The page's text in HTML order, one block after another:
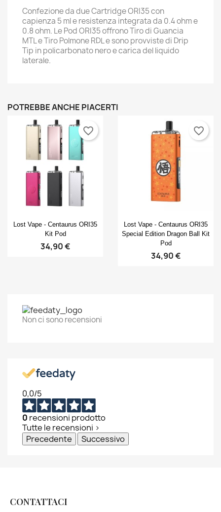
Aggiungi alla lista dei desideri
Create new list
Annulla Crea lista dei desideri
prodotti nella tua lista dei desideri.
Accedi
Confezione da due Cartridge ORI35 con
capienza 5 ml e resistenza integrata da 0.4 ohm e
0.8 ohm. Le Pod ORI35 offrono Tiro di Guancia
MTL e Tiro Polmone RDL e sono provviste di Drip
Tip in policarbonato nero e carica del liquido
laterale.
POTREBBE ANCHE PIACERTI
Anteprima
Lost Vape - Centaurus ORI35
Kit Pod
34,90 €
favorite_border
Anteprima
Lost Vape - Centaurus ORI35
Special Edition Dragon Ball Kit
Pod
34,90 €
favorite_border
Non ci sono recensioni
0,0/5
0 recensioni prodotto
Tutte le recensioni >
Precedente
Successivo
CONTATTACI